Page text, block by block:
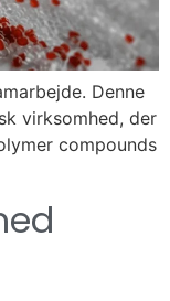
Denne
virksomhed, der
compounds